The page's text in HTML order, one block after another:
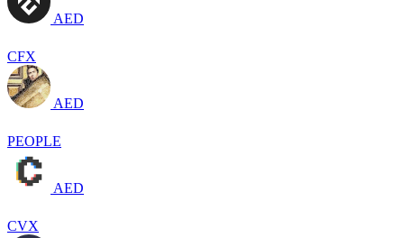
AED
CFX
AED
PEOPLE
AED
CVX